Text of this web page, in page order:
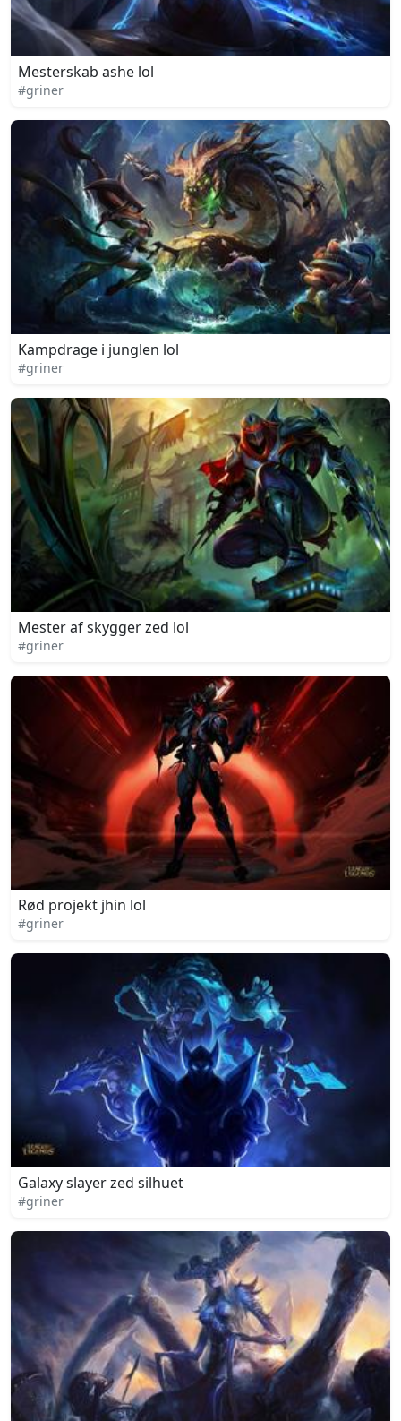
Mesterskab ashe lol
#griner
Kampdrage i junglen lol
#griner
Mester af skygger zed lol
#griner
Rød projekt jhin lol
#griner
Galaxy slayer zed silhuet
#griner